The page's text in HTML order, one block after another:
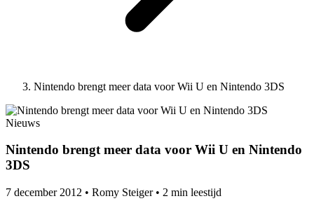
Nintendo brengt meer data voor Wii U en Nintendo 3DS
Nieuws
Nintendo brengt meer data voor Wii U en Nintendo
3DS
7 december 2012 • Romy Steiger • 2 min leestijd